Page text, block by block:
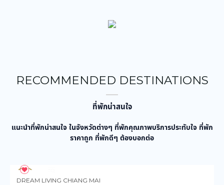
RECOMMENDED DESTINATIONS
ที่พักน่าสนใจ
แนะนำที่พักน่าสนใจ ในจังหวัดต่างๆ ที่พักคุณภาพบริการประทับใจ ที่พัก
ราคาถูก ที่พักดีๆ ต้องบอกต่อ
962
DREAM LIVING CHIANG MAI